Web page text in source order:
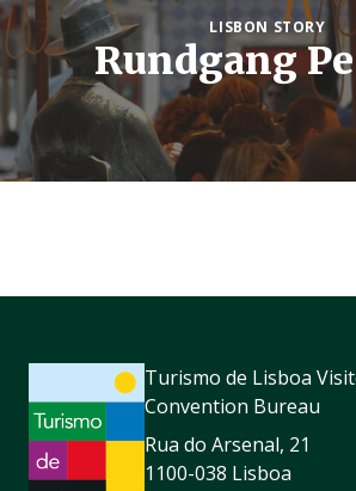
LISBON STORY
Rundgang
Turismo de Lisboa
Convention Bureau
Rua do Arsenal, 21
1100-038 Lisboa